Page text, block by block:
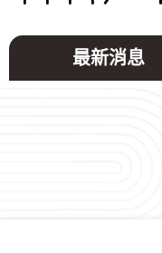
最新消息